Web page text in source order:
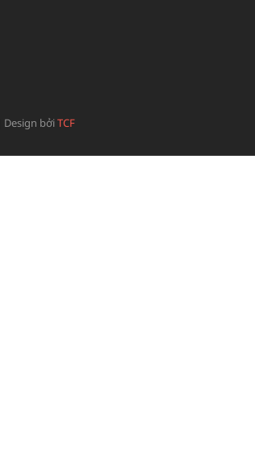
Design bởiTCF